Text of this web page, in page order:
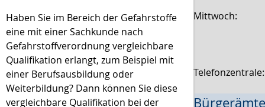
Haben Sie im Bereich der Gefahrstoffe
eine mit einer Sachkunde nach
Gefahrstoffverordnung vergleichbare
Qualifikation erlangt, zum Beispiel mit
einer Berufsausbildung oder
Weiterbildung? Dann können Sie diese
vergleichbare Qualifikation bei der
Mittwoch: